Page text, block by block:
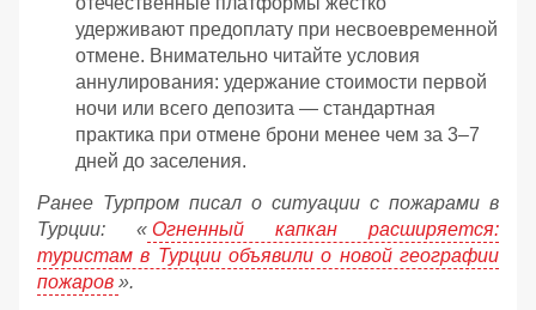
удерживают предоплату при несвоевременной
отмене. Внимательно читайте условия
аннулирования: удержание стоимости первой
ночи или всего депозита — стандартная
практика при отмене брони менее чем за 3–7
дней до заселения.
Ранее Турпром писал о ситуации с пожарами в
Турции: « Огненный капкан расширяется:
туристам в Турции объявили о новой географии
пожаров ».